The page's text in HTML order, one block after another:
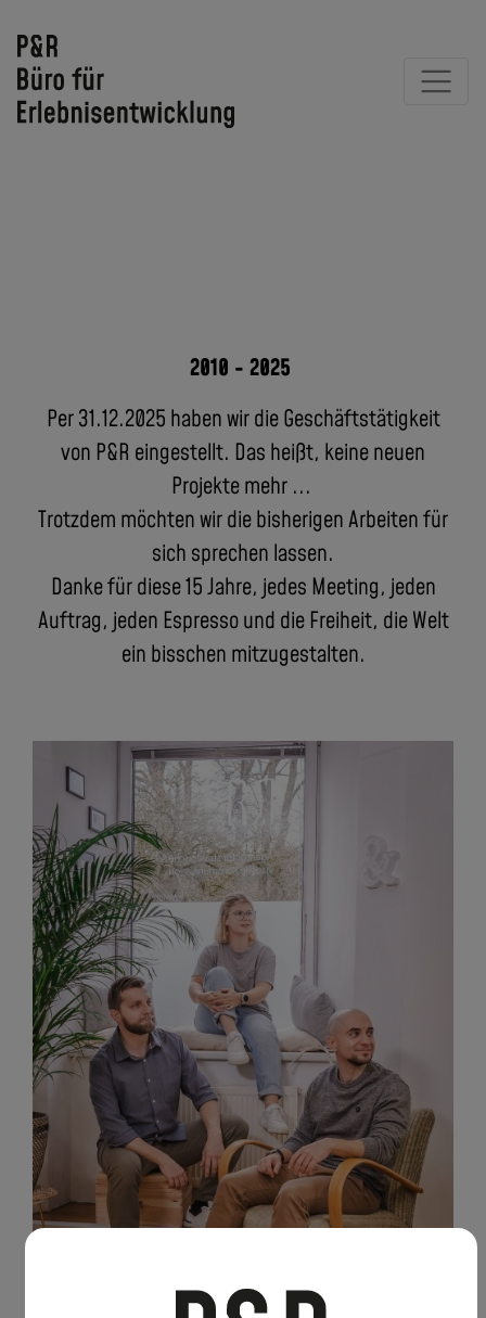
2010 - 2025
Per 31.12.2025 haben wir die Geschäftstätigkeit
von P&R eingestellt. Das heißt, keine neuen
Projekte mehr ...
Trotzdem möchten wir die bisherigen Arbeiten für
sich sprechen lassen.
Danke für diese 15 Jahre, jedes Meeting, jeden
Auftrag, jeden Espresso und die Freiheit, die Welt
ein bisschen mitzugestalten.